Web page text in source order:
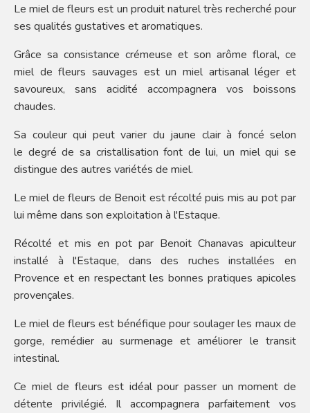
Le miel de fleurs est un produit naturel très recherché pour
ses qualités gustatives et aromatiques.
Grâce sa consistance crémeuse et son arôme floral, ce
miel de fleurs sauvages est un miel artisanal léger et
savoureux, sans acidité accompagnera vos boissons
chaudes.
Sa couleur qui peut varier du jaune clair à foncé selon
le degré de sa cristallisation font de lui, un miel qui se
distingue des autres variétés de miel.
Le miel de fleurs de Benoit est récolté puis mis au pot par
lui même dans son exploitation à l'Estaque.
Récolté et mis en pot par Benoit Chanavas apiculteur
installé à l'Estaque, dans des ruches installées en
Provence et en respectant les bonnes pratiques apicoles
provençales.
Le miel de fleurs est bénéfique pour soulager les maux de
gorge, remédier au surmenage et améliorer le transit
intestinal.
Ce miel de fleurs est idéal pour passer un moment de
détente privilégié. Il accompagnera parfaitement vos